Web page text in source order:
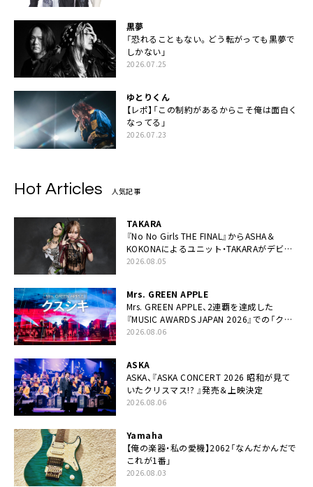
黒夢
「恐れることもない。どう転がっても黒夢で
しかない」
2026.07.25
ゆとりくん
【レポ】「この制約があるからこそ俺は面白く
なってる」
2026.07.23
Hot Articles 人気記事
TAKARA
『No No Girls THE FINAL』からASHA＆
KOKONAによるユニット・TAKARAがデビュ
ー
2026.08.05
Mrs. GREEN APPLE
Mrs. GREEN APPLE、2連覇を達成した
『MUSIC AWARDS JAPAN 2026』での「クス
シキ」ライブパフォーマンスをYouTube公開
2026.08.06
ASKA
ASKA、『ASKA CONCERT 2026 昭和が見て
いたクリスマス!? 』発売＆上映決定
2026.08.06
Yamaha
【俺の楽器・私の愛機】2062「なんだかんだで
これが1番」
2026.08.03